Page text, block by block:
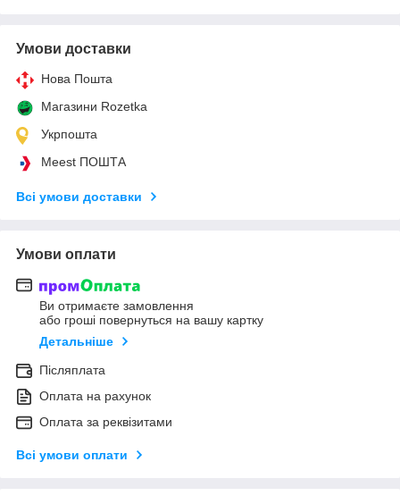
Умови доставки
Нова Пошта
Магазини Rozetka
Укрпошта
Meest ПОШТА
Всі умови доставки
Умови оплати
Ви отримаєте замовлення
або гроші повернуться на вашу картку
Детальніше
Післяплата
Оплата на рахунок
Оплата за реквізитами
Всі умови оплати